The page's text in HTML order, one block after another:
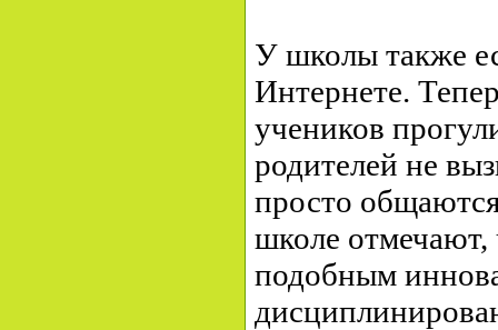
У школы также
Интернете.
учеников
родителей не
просто
школе отмечают,
подобным